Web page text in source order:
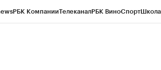
РБК КомпанииТелеканалРБК ВиноСпортШкола